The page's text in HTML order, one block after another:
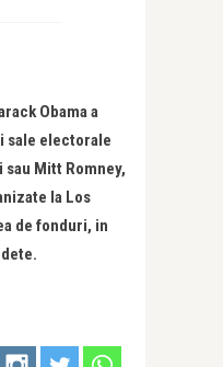
Obama a
sale electorale
Mitt Romney,
la Los
de fonduri, in